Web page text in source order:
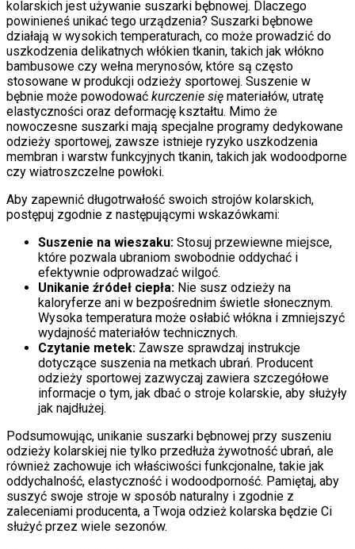
kolarskich jest używanie suszarki bębnowej. Dlaczego
powinieneś unikać tego urządzenia? Suszarki bębnowe
działają w wysokich temperaturach, co może prowadzić do
uszkodzenia delikatnych włókien tkanin, takich jak włókno
bambusowe czy wełna merynosów, które są często
stosowane w produkcji odzieży sportowej. Suszenie w
bębnie może powodować kurczenie się materiałów, utratę
elastyczności oraz deformację kształtu. Mimo że
nowoczesne suszarki mają specjalne programy dedykowane
odzieży sportowej, zawsze istnieje ryzyko uszkodzenia
membran i warstw funkcyjnych tkanin, takich jak wodoodporne
czy wiatroszczelne powłoki.
Aby zapewnić długotrwałość swoich strojów kolarskich,
postępuj zgodnie z następującymi wskazówkami:
Suszenie na wieszaku: Stosuj przewiewne miejsce,
które pozwala ubraniom swobodnie oddychać i
efektywnie odprowadzać wilgoć.
Unikanie źródeł ciepła: Nie susz odzieży na
kaloryferze ani w bezpośrednim świetle słonecznym.
Wysoka temperatura może osłabić włókna i zmniejszyć
wydajność materiałów technicznych.
Czytanie metek: Zawsze sprawdzaj instrukcje
dotyczące suszenia na metkach ubrań. Producent
odzieży sportowej zazwyczaj zawiera szczegółowe
informacje o tym, jak dbać o stroje kolarskie, aby służyły
jak najdłużej.
Podsumowując, unikanie suszarki bębnowej przy suszeniu
odzieży kolarskiej nie tylko przedłuża żywotność ubrań, ale
również zachowuje ich właściwości funkcjonalne, takie jak
oddychalność, elastyczność i wodoodporność. Pamiętaj, aby
suszyć swoje stroje w sposób naturalny i zgodnie z
zaleceniami producenta, a Twoja odzież kolarska będzie Ci
służyć przez wiele sezonów.